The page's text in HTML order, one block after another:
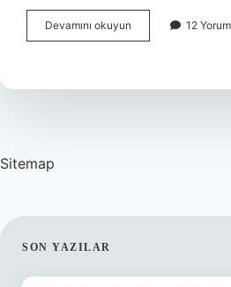
Devamını okuyun
Evde
Gider
12 Yorum
Sitemap
SIDEBAR
SON YAZILAR